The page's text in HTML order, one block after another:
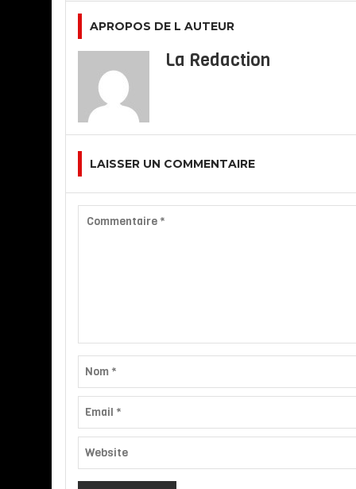
APROPOS DE L AUTEUR
La Redaction
LAISSER UN COMMENTAIRE